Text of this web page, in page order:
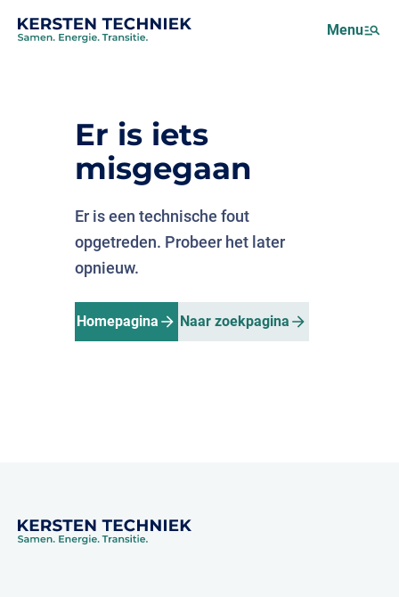
Over ons
Projecten
Menu
Er is iets
misgegaan
Er is een technische fout
opgetreden. Probeer het later
opnieuw.
Homepagina Naar zoekpagina